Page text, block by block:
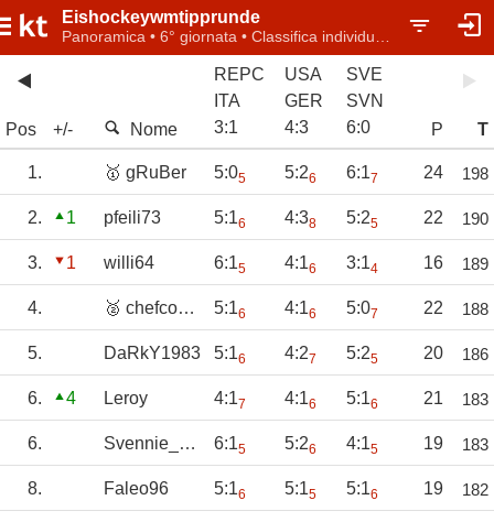
Eishockeywmtipprunde
Pos +/- Nome
REPC
ITA
3:1
USA
GER
4:3
SVE
SVN
6:0 P T
1. 🥇 gRuBer 5:05 5:26 6:17 24 198
2. 1 pfeili73 5:16 4:38 5:25 22 190
3. 1 willi64 6:15 4:16 3:14 16 189
4. 🥈 chefcoach 5:16 4:16 5:07 22 188
5. DaRkY1983 5:16 4:27 5:25 20 186
6. 4 Leroy 4:17 4:16 5:16 21 183
6. Svennie_1970 6:15 5:26 4:15 19 183
8. Faleo96 5:16 5:15 5:16 19 182